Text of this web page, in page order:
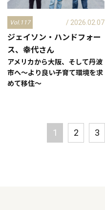
Vol.117
ジェイソン・ハンドフォー
ス、幸代さん
/ 2026.02.07
アメリカから大阪、そして丹波
市へ～より良い子育て環境を求
めて移住～
1 2 3